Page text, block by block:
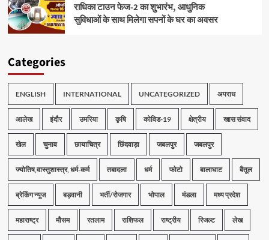
राधिका टाउन फेज-2 का शुभारंभ, आधुनिक
सुविधाओं के साथ मिलेगा सपनों के घर का अवसर
Categories
ENGLISH INTERNATIONAL UNCATEGORIZED अपराध
आलेख इंदौर उमरिया कृषि कोविड-19 क्षेत्रीय खास संवाद
खेल चुनाव छायाचित्र छिंदवाड़ा जबलपुर जबलपुर
ज्योतिष,वास्तुशास्त्र, धर्म-कर्म तबादला धर्म फोटो बालाघाट बैतूल
ब्रेकिंग न्यूज बड़वानी भर्ती/रोजगार भोपाल मंडला मध्य प्रदेश
महाराष्ट्र मौसम रतलाम राशिफल राष्ट्रीय रिजल्ट लेख